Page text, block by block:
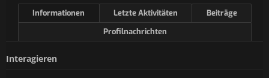
Informationen Letzte Aktivitäten
Beiträge
Profilnachrichten
Interagieren